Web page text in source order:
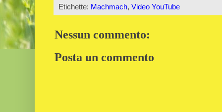
Etichette: Machmach, Video YouTube
Nessun commento:
Posta un commento